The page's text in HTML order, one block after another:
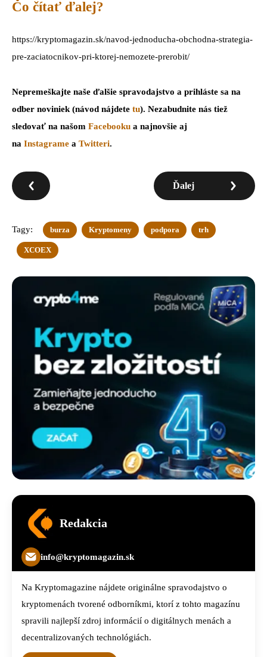
Čo čítať ďalej?
https://kryptomagazin.sk/navod-jednoducha-obchodna-strategia-
pre-zaciatocnikov-pri-ktorej-nemozete-prerobit/
Nepremeškajte naše ďalšie spravodajstvo a prihláste sa na
odber noviniek (návod nájdete tu). Nezabudnite nás tiež
sledovať na našom Facebooku a najnovšie aj
na Instagrame a Twitteri.
Ďalej
Tagy: burza Kryptomeny podpora trh
XCOEX
Redakcia
info@kryptomagazin.sk
Na Kryptomagazine nájdete originálne spravodajstvo o
kryptomenách tvorené odborníkmi, ktorí z tohto magazínu
spravili najlepší zdroj informácií o digitálnych menách a
decentralizovaných technológiách.